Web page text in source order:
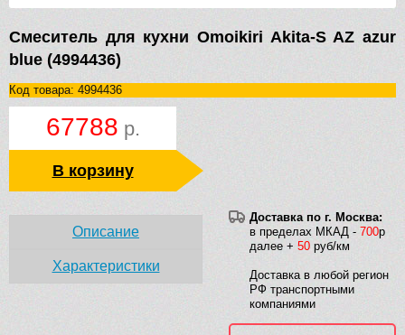
Смеситель для кухни Omoikiri Akita-S AZ azur
blue (4994436)
Код товара: 4994436
67788 р.
В корзину
Доставка по г. Москва:
в пределах МКАД - 700р
далее + 50 руб/км
Доставка в любой регион
РФ транспортными
компаниями
Описание
Характеристики